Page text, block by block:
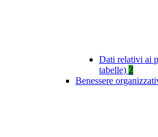
Dati relativi ai
tabelle) 2
Benessere